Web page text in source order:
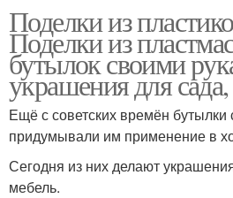
Поделки из
Поделки из
бутылок своими
украшения для
Ещё с советских времён бутылки
придумывали им применение в
Сегодня из них делают
мебель.